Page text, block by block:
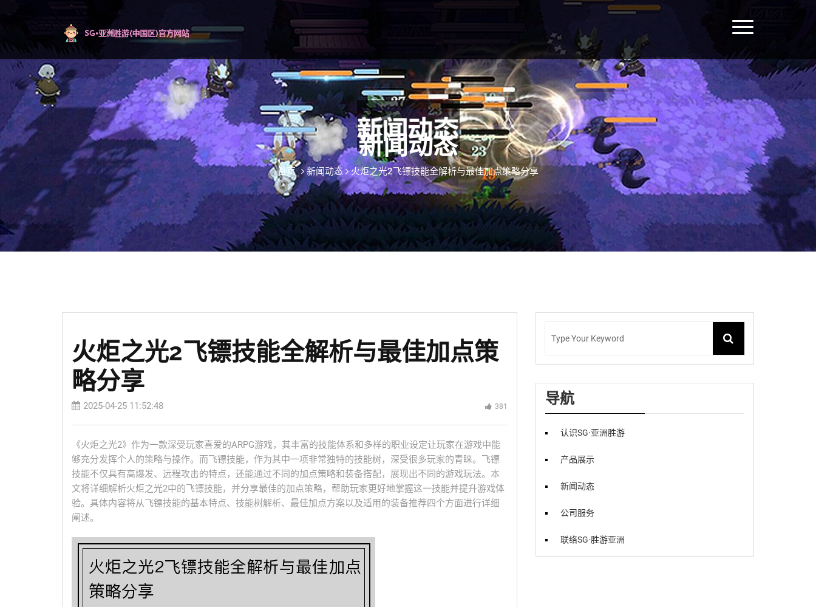
新闻动态
首页 新闻动态 火炬之光2飞镖技能全解析与最佳加点策略分享
火炬之光2飞镖技能全解析与最佳加点策
略分享
2025-04-25 11:52:48 381
《火炬之光2》作为一款深受玩家喜爱的ARPG游戏，其丰富的技能体系和多样的职业设定让玩家在游戏中能
够充分发挥个人的策略与操作。而飞镖技能，作为其中一项非常独特的技能树，深受很多玩家的青睐。飞镖
技能不仅具有高爆发、远程攻击的特点，还能通过不同的加点策略和装备搭配，展现出不同的游戏玩法。本
文将详细解析火炬之光2中的飞镖技能，并分享最佳的加点策略，帮助玩家更好地掌握这一技能并提升游戏体
验。具体内容将从飞镖技能的基本特点、技能树解析、最佳加点方案以及适用的装备推荐四个方面进行详细
阐述。
导航
认识SG·亚洲胜游
产品展示
新闻动态
公司服务
联络SG·胜游亚洲